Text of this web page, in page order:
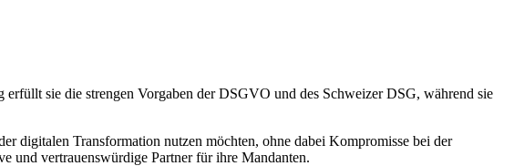
sie die strengen Vorgaben der DSGVO und des Schweizer DSG, während sie
digitalen Transformation nutzen möchten, ohne dabei Kompromisse bei der
und vertrauenswürdige Partner für ihre Mandanten.